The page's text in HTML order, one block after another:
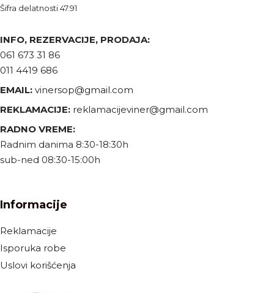
Šifra delatnosti 47.91
INFO, REZERVACIJE, PRODAJA:
061 673 31 86
011 4419 686
EMAIL: vinersop@gmail.com
REKLAMACIJE: reklamacijeviner@gmail.com
RADNO VREME:
Radnim danima 8:30-18:30h
sub-ned 08:30-15:00h
Informacije
Reklamacije
Isporuka robe
Uslovi korišćenja